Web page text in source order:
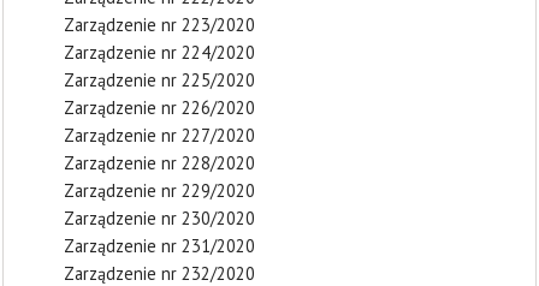
Zarządzenie nr 223/2020
Zarządzenie nr 224/2020
Zarządzenie nr 225/2020
Zarządzenie nr 226/2020
Zarządzenie nr 227/2020
Zarządzenie nr 228/2020
Zarządzenie nr 229/2020
Zarządzenie nr 230/2020
Zarządzenie nr 231/2020
Zarządzenie nr 232/2020